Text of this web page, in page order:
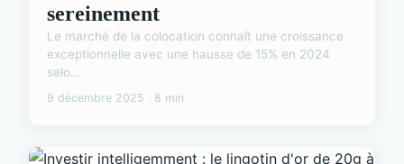
sereinement
Le marché de la colocation connaît une croissance
exceptionnelle avec une hausse de 15% en 2024
selo...
9 décembre 2025 · 8 min